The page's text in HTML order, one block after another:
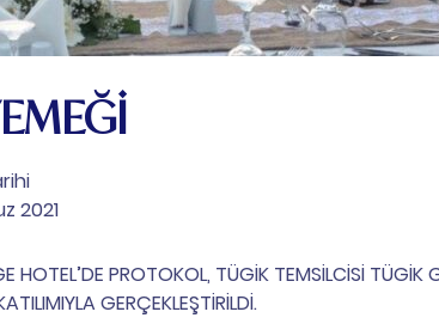
2021
HOTEL’DE PROTOKOL, TÜGİK TEMSİLCİSİ TÜGİK
GERÇEKLEŞTİRİLDİ.